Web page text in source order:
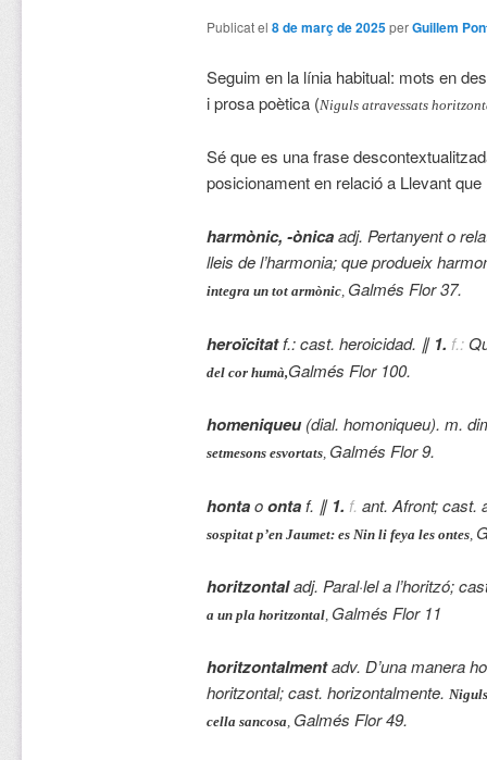
Publicat el 8 de març de 2025perGuillem
Seguim en la línia habitual: mots en
i prosa poètica (Niguls atravessats
Sé que es una frase
posicionament en relació a Llevant que
harmònic, -ònicaadj. Pertanyent o
lleis de l’harmonia; que produeix
integra un tot armònic, Galmés Flor 37.
heroïcitatf.: cast. heroicidad. ∥ 1. f.:
del cor humà,Galmés Flor 100.
homeniqueu(dial. homoniqueu). m.
setmesons esvortats, Galmés Flor 9.
hontaoonta f. ∥ 1. f. ant. Afront; cast.
sospitat p’en Jaumet: es Nin li feya les ontes,
horitzontaladj. Paral·lel a l’horitzó;
a un pla horitzontal, Galmés Flor 11
horitzontalmentadv. D’una manera
horitzontal; cast. horizontalmente.
cella sancosa, Galmés Flor 49.